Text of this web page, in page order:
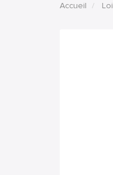
Accueil